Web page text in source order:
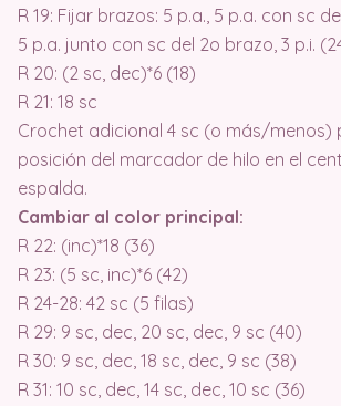
R 19: Fijar brazos: 5 p.a., 5 p.a. con sc
5 p.a. junto con sc del 2o brazo, 3 p.i.
R 20: (2 sc, dec)*6 (18)
R 21: 18 sc
Crochet adicional 4 sc (o más/menos)
posición del marcador de hilo en el
espalda.
Cambiar al color principal:
R 22: (inc)*18 (36)
R 23: (5 sc, inc)*6 (42)
R 24-28: 42 sc (5 filas)
R 29: 9 sc, dec, 20 sc, dec, 9 sc (40)
R 30: 9 sc, dec, 18 sc, dec, 9 sc (38)
R 31: 10 sc, dec, 14 sc, dec, 10 sc (36)